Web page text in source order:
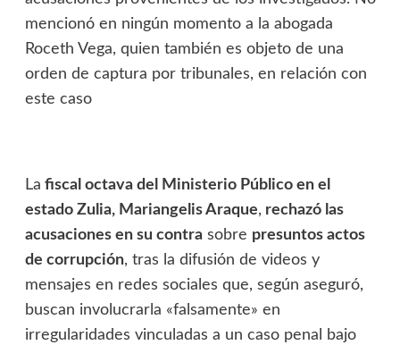
mencionó en ningún momento a la abogada
Roceth Vega, quien también es objeto de una
orden de captura por tribunales, en relación con
este caso
La fiscal octava del Ministerio Público en el
estado Zulia, Mariangelis Araque, rechazó las
acusaciones en su contrasobre presuntos actos
de corrupción, tras la difusión de videos y
mensajes en redes sociales que, según aseguró,
buscan involucrarla «falsamente» en
irregularidades vinculadas a un caso penal bajo